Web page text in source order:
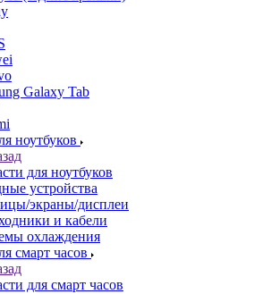
Galaxy Tab
ноутбуков
для ноутбуков
устройства
экраны/дисплеи
и кабели
охлаждения
смарт часов
для смарт часов